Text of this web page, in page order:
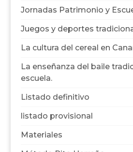
Jornadas Patrimonio y
Juegos y deportes
La cultura del cereal en
La enseñanza del baile
escuela.
Listado definitivo
listado provisional
Materiales